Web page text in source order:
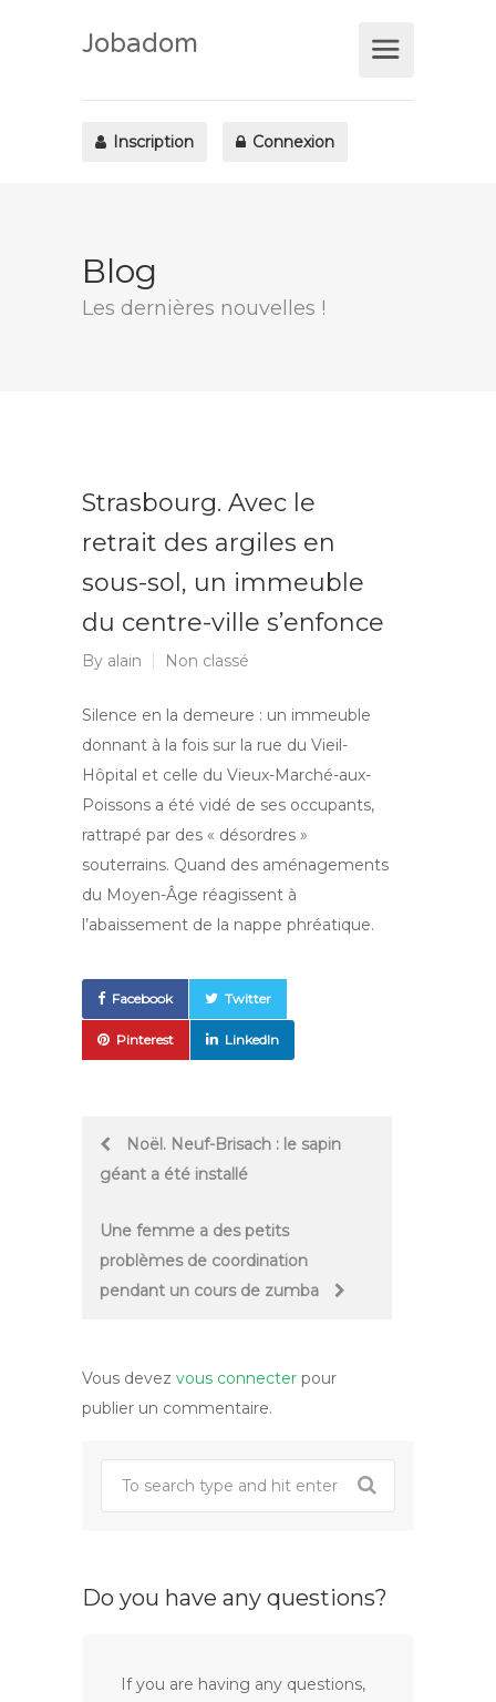
Jobadom
Inscription Connexion
Blog
Les dernières nouvelles !
Strasbourg. Avec le
retrait des argiles en
sous-sol, un immeuble
du centre-ville s’enfonce
By alain Non classé
Silence en la demeure : un immeuble
donnant à la fois sur la rue du Vieil-
Hôpital et celle du Vieux-Marché-aux-
Poissons a été vidé de ses occupants,
rattrapé par des « désordres »
souterrains. Quand des aménagements
du Moyen-Âge réagissent à
l’abaissement de la nappe phréatique.
Facebook Twitter
Pinterest LinkedIn
PostNoël. Neuf-Brisach : le sapin
géant a été installé
Une femme a des petits
problèmes de coordination
pendant un cours de zumba
Vous devez vous connecter pour
publier un commentaire.
Do you have any questions?
If you are having any questions,